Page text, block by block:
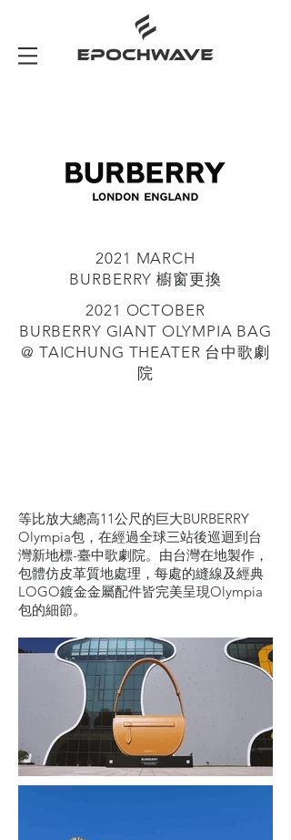
2021 MARCH
BURBERRY 櫥窗更換
2021 OCTOBER
BURBERRY GIANT OLYMPIA BAG
@ TAICHUNG THEATER 台中歌劇
院
等比放大總高11公尺的巨大BURBERRY
Olympia包，在經過全球三站後巡迴到台
灣新地標-臺中歌劇院。由台灣在地製作，
包體仿皮革質地處理，每處的縫線及經典
LOGO鍍金金屬配件皆完美呈現Olympia
包的細節。